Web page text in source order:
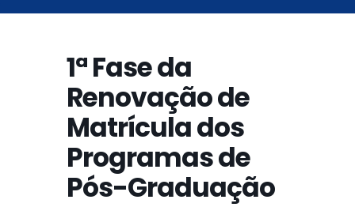
1ª Fase da
Renovação de
Matrícula dos
Programas de
Pós-Graduação